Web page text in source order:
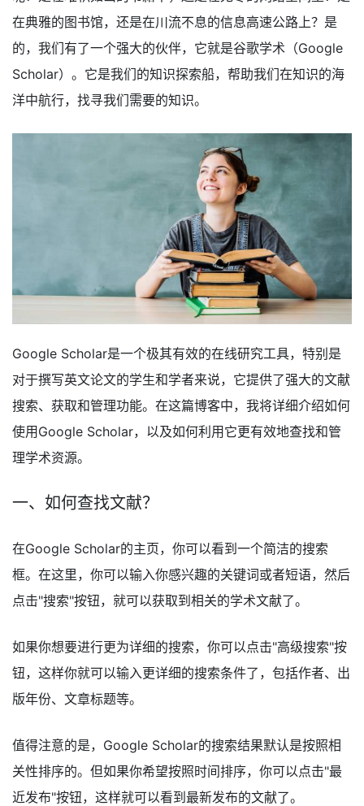
在典雅的图书馆，还是在川流不息的信息高速公路上？是
的，我们有了一个强大的伙伴，它就是谷歌学术（Google
Scholar）。它是我们的知识探索船，帮助我们在知识的海
洋中航行，找寻我们需要的知识。
Google Scholar是一个极其有效的在线研究工具，特别是
对于撰写英文论文的学生和学者来说，它提供了强大的文献
搜索、获取和管理功能。在这篇博客中，我将详细介绍如何
使用Google Scholar，以及如何利用它更有效地查找和管
理学术资源。
一、如何查找文献？
在Google Scholar的主页，你可以看到一个简洁的搜索
框。在这里，你可以输入你感兴趣的关键词或者短语，然后
点击"搜索"按钮，就可以获取到相关的学术文献了。
如果你想要进行更为详细的搜索，你可以点击"高级搜索"按
钮，这样你就可以输入更详细的搜索条件了，包括作者、出
版年份、文章标题等。
值得注意的是，Google Scholar的搜索结果默认是按照相
关性排序的。但如果你希望按照时间排序，你可以点击"最
近发布"按钮，这样就可以看到最新发布的文献了。